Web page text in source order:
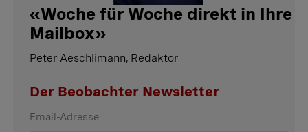
«Woche für Woche direkt in Ihre
Mailbox»
Peter Aeschlimann, Redaktor
Der Beobachter Newsletter